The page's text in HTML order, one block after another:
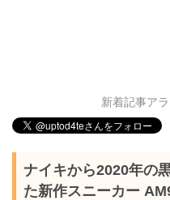
新着記事ア
ナイキから2020年の
た新作スニーカー